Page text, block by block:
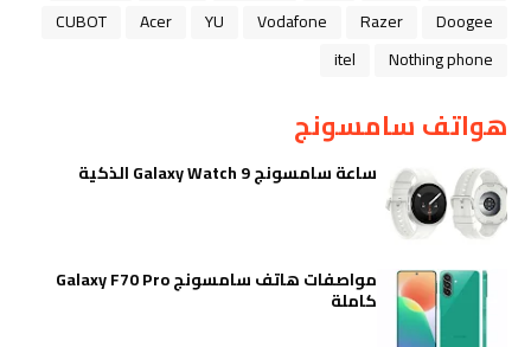
Doogee
Razer
Vodafone
YU
Acer
CUBOT
Nothing phone
itel
هواتف سامسونج
ساعة سامسونج Galaxy Watch 9 الذكية
مواصفات هاتف سامسونج Galaxy F70 Pro
كاملة